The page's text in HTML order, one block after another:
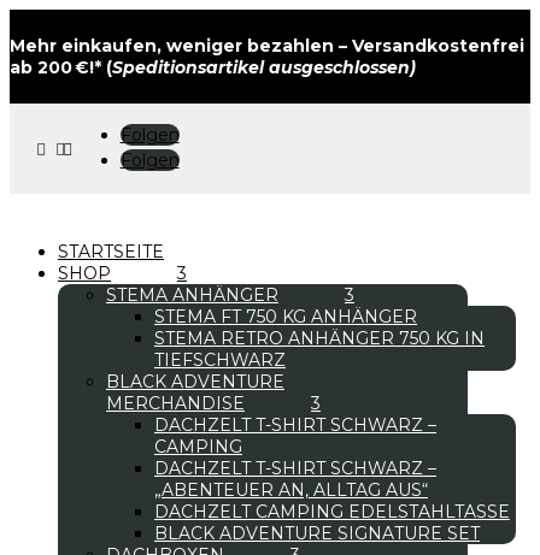
Mehr einkaufen, weniger bezahlen – Versandkostenfrei
ab 200 €!* (Speditionsartikel ausgeschlossen)
 
Folgen
Folgen
STARTSEITE
SHOP
STEMA ANHÄNGER
STEMA FT 750 KG ANHÄNGER
STEMA RETRO ANHÄNGER 750 KG IN
TIEFSCHWARZ
BLACK ADVENTURE
MERCHANDISE
DACHZELT T-SHIRT SCHWARZ –
CAMPING
DACHZELT T-SHIRT SCHWARZ –
„ABENTEUER AN, ALLTAG AUS“
DACHZELT CAMPING EDELSTAHLTASSE
BLACK ADVENTURE SIGNATURE SET